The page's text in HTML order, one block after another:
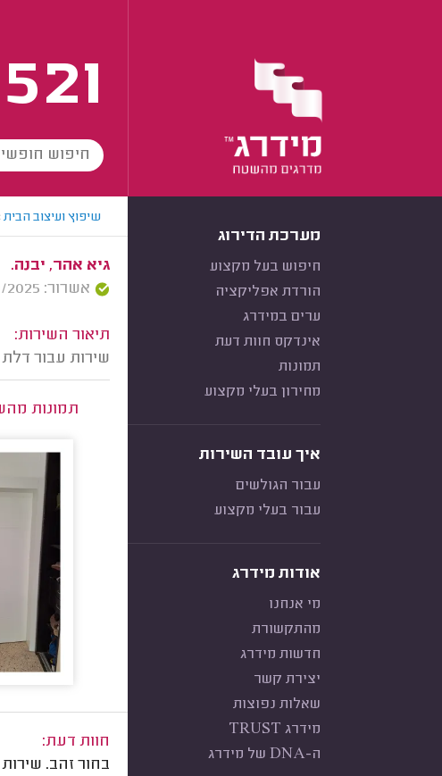
מערכת הדירוג
חיפוש בעל מקצוע
הורדת אפליקציה
ערים במידרג
אינדקס חוות דעת
תמונות
מחירון בעלי מקצוע
איך עובד השירות
עבור הגולשים
עבור בעלי מקצוע
אודות מידרג
מי אנחנו
מהתקשורת
חדשות מידרג
יצירת קשר
שאלות נפוצות
מידרג TRUST
ה-DNA של מידרג
שיפוץ ועיצוב הבית
גיא אהר, יבנה.
אשרור: 22/10/2025
תיאור השירות:
שירות עבור דלת
תמונות
חוות דעת:
בחור זהב.